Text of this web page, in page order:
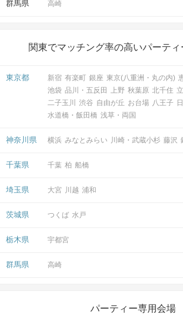
群馬県 高崎
関東でマッチング率の高いパーティ
東京都 新宿 有楽町 銀座 東京(八重洲・丸の内)
池袋 品川・五反田 上野 秋葉原 北千住
二子玉川
渋谷 自由が丘 お台場 八王子
水道橋・飯田橋 浅草・両国
神奈川県 横浜 みなとみらい 川崎・武蔵小杉 藤沢
千葉県 千葉 柏 船橋
埼玉県 大宮 川越 浦和
茨城県 つくば 水戸
栃木県 宇都宮
群馬県 高崎
パーティー専用会場